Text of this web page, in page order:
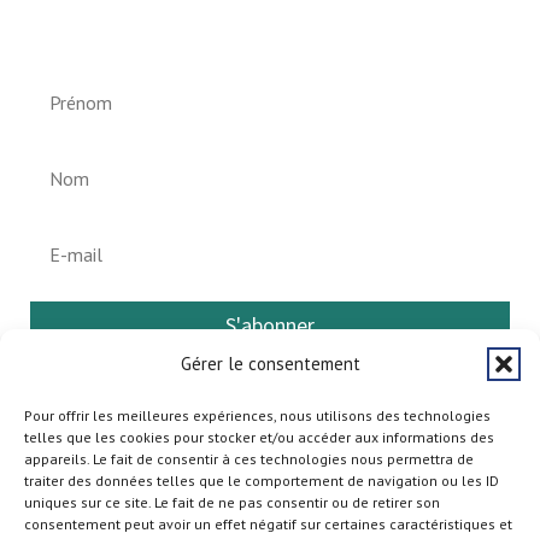
Gérer le consentement
Pour offrir les meilleures expériences, nous utilisons des technologies
telles que les cookies pour stocker et/ou accéder aux informations des
appareils. Le fait de consentir à ces technologies nous permettra de
traiter des données telles que le comportement de navigation ou les ID
uniques sur ce site. Le fait de ne pas consentir ou de retirer son
consentement peut avoir un effet négatif sur certaines caractéristiques et
S'abonner